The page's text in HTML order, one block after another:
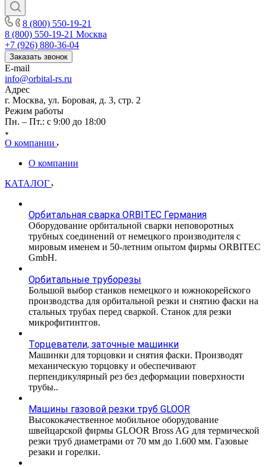
8 (800) 550-19-21
8 (800) 550-19-21 Москва
+7 (926) 880-36-04
Заказать звонок
E-mail
info@orbital-rs.ru
Адрес
г. Москва, ул. Боровая, д. 3, стр. 2
Режим работы
Пн. – Пт.: с 9:00 до 18:00
О компании
О компании
КАТАЛОГ
Орбитальная сварка ORBITEC Германия
Оборудование орбитальной сварки неповоротных
трубных соединений от немецкого производителя с
мировым именем и 50-летним опытом фирмы ORBITEC
GmbH.
Орбитальные труборезы
Большой выбор станков немецкого и южнокорейского
производства для орбитальной резки и снятию фаски на
стальных трубах перед сваркой. Станок для резки
микрофитинтгов.
Торцеватели, заточные машинки
Машинки для торцовки и снятия фаски. Производят
механическую торцовку и обеспечивают
перпендикулярный рез без деформации поверхности
трубы..
Машины газовой резки труб GLOOR
Высококачественное мобильное оборудование
швейцарской фирмы GLOOR Bross AG для термической
резки труб диаметрами от 70 мм до 1.600 мм. Газовые
резаки и горелки.